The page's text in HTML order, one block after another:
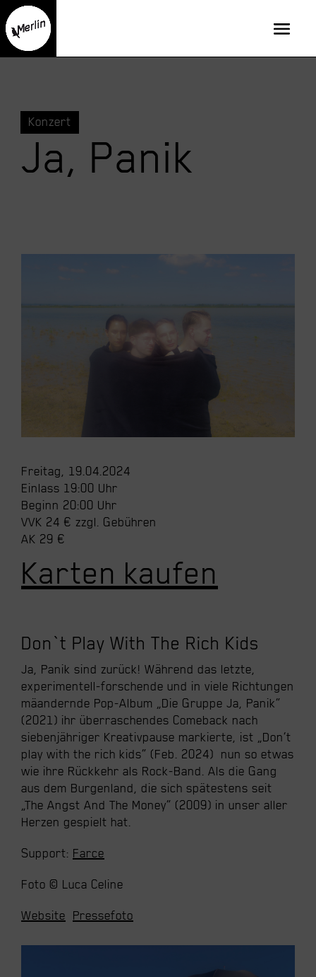
Konzert
Ja, Panik
Freitag, 19.04.2024
Einlass 19:00 Uhr
Beginn 20:00 Uhr
VVK 24 € zzgl. Gebühren
AK 29 €
Karten kaufen
Don`t Play With The Rich Kids
Ja, Panik sind zurück! Während das letzte,
experimentell-forschende und in viele Richtungen
mäandernde Pop-Album „Die Gruppe Ja, Panik“
(2021) ihr überraschendes Comeback nach
siebenjähriger Kreativpause markierte, ist „Don’t
play with the rich kids“ (Feb. 2024) nun so etwas
wie ihre Rückkehr als Rock-Band. Als die Gang
aus dem Burgenland, die sich spätestens seit
„The Angst And The Money“ (2009) in unser aller
Herzen gespielt hat.
Support: Farce
Foto © Luca Celine
Website Pressefoto